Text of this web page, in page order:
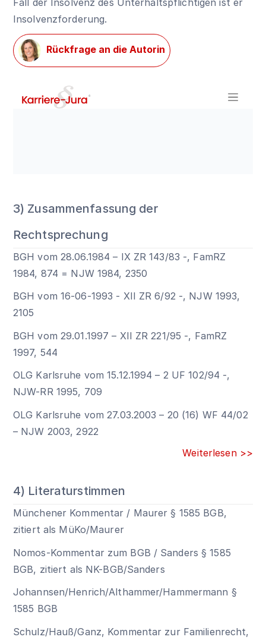
Fall der Insolvenz des Unterhaltspflichtigen ist er
Insolvenzforderung.
Rückfrage an die Autorin
3) Zusammenfassung der
Rechtsprechung
BGH vom 28.06.1984 – IX ZR 143/83 -, FamRZ
1984, 874 = NJW 1984, 2350
BGH vom 16-06-1993 - XII ZR 6/92 -, NJW 1993,
2105
BGH vom 29.01.1997 – XII ZR 221/95 -, FamRZ
1997, 544
OLG Karlsruhe vom 15.12.1994 – 2 UF 102/94 -,
NJW-RR 1995, 709
OLG Karlsruhe vom 27.03.2003 – 20 (16) WF 44/02
– NJW 2003, 2922
Weiterlesen >>
4) Literaturstimmen
Münchener Kommentar / Maurer§ 1585 BGB,
zitiert als MüKo/Maurer
Nomos-Kommentar zum BGB / Sanders§ 1585
BGB, zitiert als NK-BGB/Sanders
Johannsen/Henrich/Althammer/Hammermann §
1585 BGB
Schulz/Hauß/Ganz, Kommentar zur Familienrecht,